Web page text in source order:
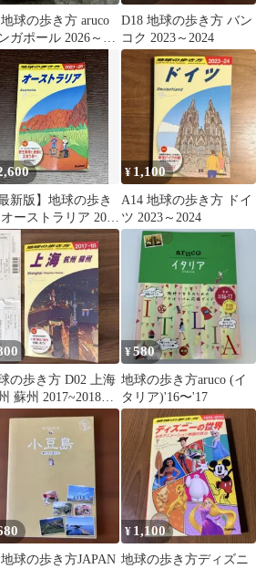
地球の歩き方 aruco
ガポール 2026～
D18 地球の歩き方 バン
コク 2023～2024
最新版】地球の歩き
ーストラリア 2027
¥ 1,100
A14 地球の歩き方 ドイ
ツ 2023～2024
の歩き方 D02 上海
蘇州 2017~2018年
¥580
地球の歩き方aruco (イ
タリア)'16〜'17
地球の歩き方JAPAN
¥ 1,100
地球の歩き方ディズニ